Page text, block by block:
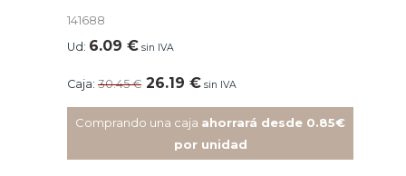
141688
Ud: 6.09 € sin IVA
Caja: 30.45€ 26.19 € sin IVA
Comprando una caja ahorrará desde 0.85€
por unidad